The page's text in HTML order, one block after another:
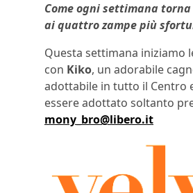
Come ogni settimana torna
ai quattro zampe più
Questa settimana iniziamo
con Kiko, un adorabile
adottabile in tutto il Centro
essere adottato soltanto
mony_bro@libero.it